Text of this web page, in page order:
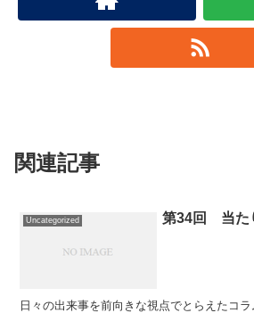
関連記事
Uncategorized 第34回 当た
日々の出来事を前向きな視点でとらえたコラ